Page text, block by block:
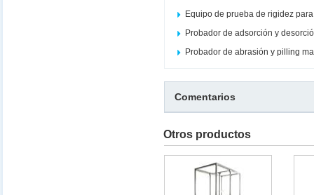
Equipo de prueba de rigidez
Probador de adsorción y
Probador de abrasión y pilling
Comentarios
Otros productos